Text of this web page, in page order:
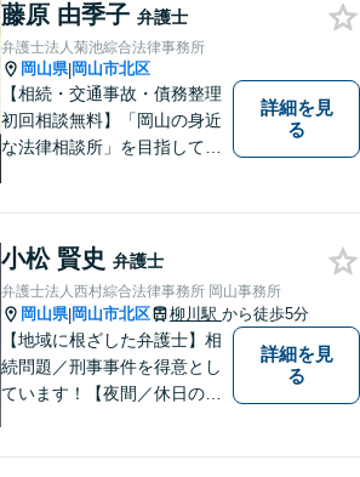
とお話をうかがうことを心掛
けています。必要に応じ、他
士業と連携して解決を図りま
す。
藤原 由季子 弁護士
弁護士法人菊池綜合法律事務所
岡山県|岡山市北区
【相続・交通事故・債務整理
初回相談無料】「岡山の身近
な法律相談所」を目指してい
んなささいなことでも構いま
せん。お気軽にご相談くださ
い。【土曜日も受付可能】
【専用駐車場あり】
詳細を見
る
小松 賢史 弁護士
弁護士法人西村綜合法律事務所 岡山事務所
岡山県|岡山市北区 柳川駅 から徒歩5分
【地域に根ざした弁護士】相
続問題／刑事事件を得意とし
ています！【夜間／休日の相
詳細を見
る